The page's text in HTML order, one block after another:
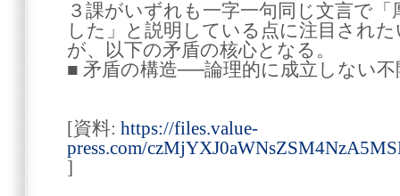
３課がいずれも一字一句同じ文言で
した」と説明している点に注目され
が、以下の矛盾の核心となる。
■ 矛盾の構造──論理的に成立しない不
[資料: https://files.value-
press.com/
]